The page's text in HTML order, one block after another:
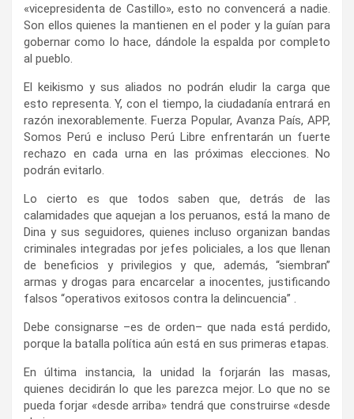
«vicepresidenta de Castillo», esto no convencerá a nadie.
Son ellos quienes la mantienen en el poder y la guían para
gobernar como lo hace, dándole la espalda por completo
al pueblo.
El keikismo y sus aliados no podrán eludir la carga que
esto representa. Y, con el tiempo, la ciudadanía entrará en
razón inexorablemente. Fuerza Popular, Avanza País, APP,
Somos Perú e incluso Perú Libre enfrentarán un fuerte
rechazo en cada urna en las próximas elecciones. No
podrán evitarlo.
Lo cierto es que todos saben que, detrás de las
calamidades que aquejan a los peruanos, está la mano de
Dina y sus seguidores, quienes incluso organizan bandas
criminales integradas por jefes policiales, a los que llenan
de beneficios y privilegios y que, además, “siembran”
armas y drogas para encarcelar a inocentes, justificando
falsos “operativos exitosos contra la delincuencia” .
Debe consignarse –es de orden– que nada está perdido,
porque la batalla política aún está en sus primeras etapas.
En última instancia, la unidad la forjarán las masas,
quienes decidirán lo que les parezca mejor. Lo que no se
pueda forjar «desde arriba» tendrá que construirse «desde